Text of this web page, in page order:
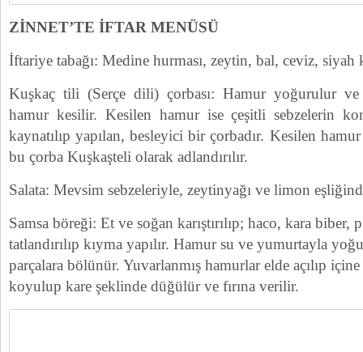
ZİNNET’TE İFTAR MENÜSÜ
İftariye tabağı: Medine hurması, zeytin, bal, ceviz, siyah
Kuşkaç tili (Serçe dili) çorbası: Hamur yoğurulur ve
hamur kesilir. Kesilen hamur ise çeşitli sebzelerin
kaynatılıp yapılan, besleyici bir çorbadır. Kesilen
bu çorba Kuşkaşteli olarak adlandırılır.
Salata: Mevsim sebzeleriyle, zeytinyağı ve limon
Samsa böreği: Et ve soğan karıştırılıp; haco, kara
tatlandırılıp kıyma yapılır. Hamur su ve yumurtayla
parçalara bölünür. Yuvarlanmış hamurlar elde açılıp içine
koyulup kare şeklinde düğülür ve fırına verilir.